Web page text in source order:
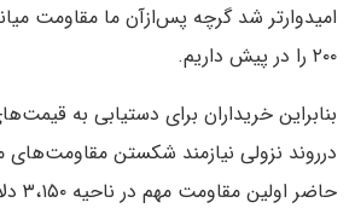
امیدوارتر شد گرچه پس‌ازآن ما مقاومت
۲۰۰ را در پیش داریم.
بنابراین خریداران برای دستیابی به
درروند نزولی نیازمند شکستن